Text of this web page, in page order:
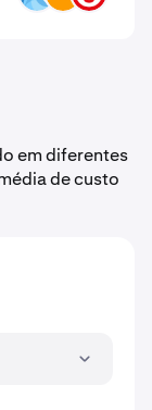
em diferentes
de custo